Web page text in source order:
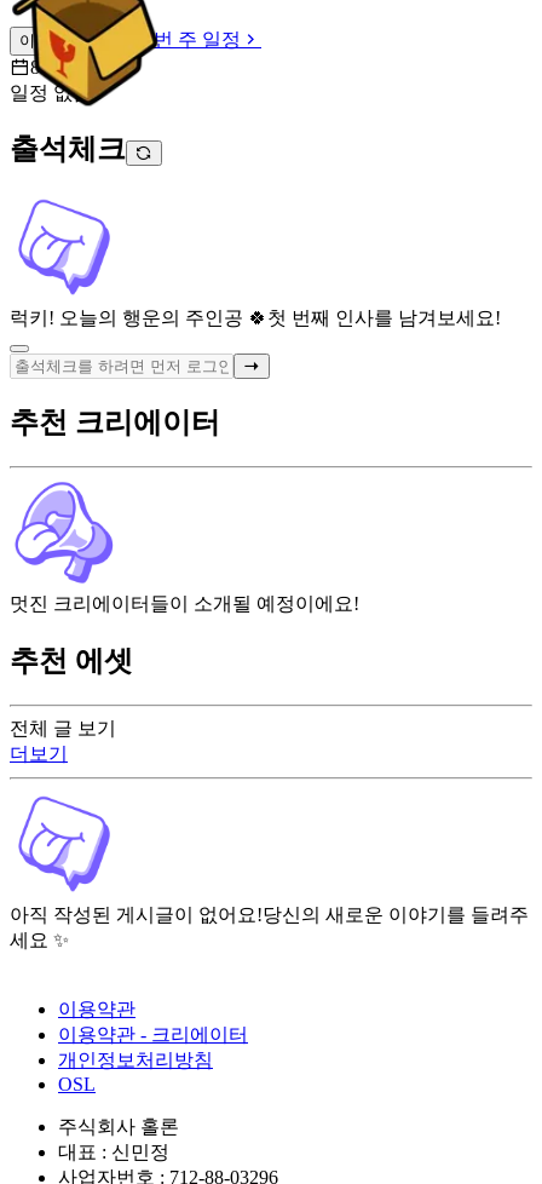
이번 주 일정
이번 주 일정
8월 9일 [일]
일정 없음
출석체크
럭키! 오늘의 행운의 주인공 🍀 첫 번째 인사를 남겨보세요!
전체 글 보기
더보기
아직 작성된 게시글이 없어요!당신의 새로운 이야기를 들려주
세요 ✨
추천 크리에이터
멋진 크리에이터들이 소개될 예정이에요!
추천 에셋
이용약관
이용약관 - 크리에이터
개인정보처리방침
OSL
주식회사 홀론
대표 : 신민정
사업자번호 : 712-88-03296